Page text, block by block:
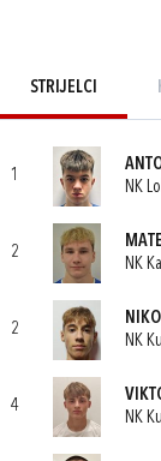
STRIJELCI
1
NK
2
NK
2
NK
4
NK